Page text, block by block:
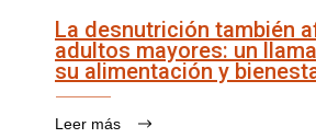
La desnutrición también
adultos mayores: un
su alimentación y
Leer más